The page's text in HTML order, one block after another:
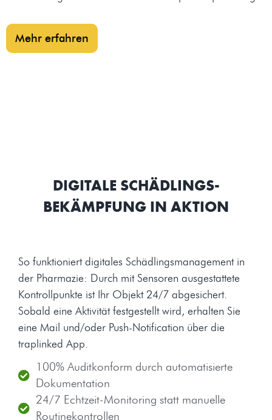
Mehr erfahren
DIGITALE SCHÄDLINGS-
BEKÄMPFUNG IN AKTION
So funktioniert digitales Schädlingsmanagement in
der Pharmazie: Durch mit Sensoren ausgestattete
Kontrollpunkte ist Ihr Objekt 24/7 abgesichert.
Sobald eine Aktivität festgestellt wird, erhalten Sie
eine Mail und/oder Push-Notification über die
traplinked App.
100% Auditkonform durch automatisierte
Dokumentation
24/7 Echtzeit-Monitoring statt manuelle
Routinekontrollen